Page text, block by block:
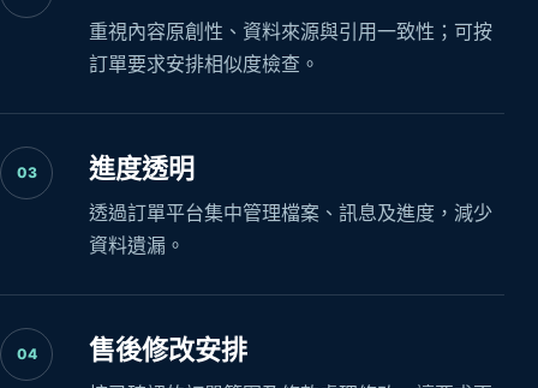
重視內容原創性、資料來源與引用一致性；可按
訂單要求安排相似度檢查。
03 進度透明
透過訂單平台集中管理檔案、訊息及進度，減少
資料遺漏。
04 售後修改安排